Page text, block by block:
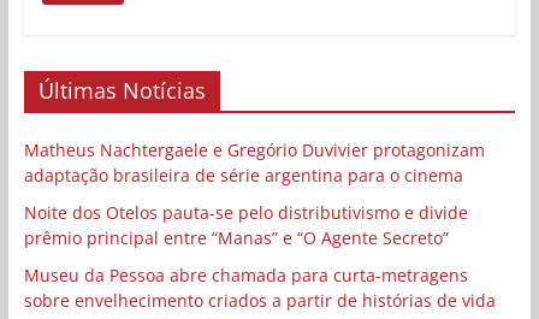
Últimas Notícias
Matheus Nachtergaele e Gregório Duvivier protagonizam
adaptação brasileira de série argentina para o cinema
Noite dos Otelos pauta-se pelo distributivismo e divide
prêmio principal entre “Manas” e “O Agente Secreto”
Museu da Pessoa abre chamada para curta-metragens
sobre envelhecimento criados a partir de histórias de vida